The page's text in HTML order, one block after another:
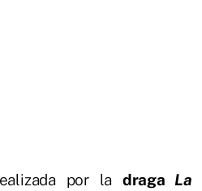
por la draga La